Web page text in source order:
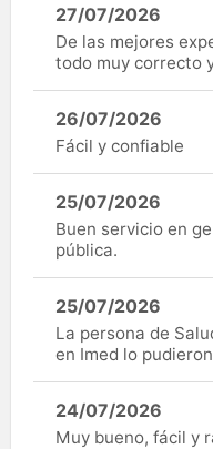
27/07/2026
De las mejores
todo muy correcto
26/07/2026
Fácil y confiable
25/07/2026
Buen servicio en
pública.
25/07/2026
La persona de
en Imed lo
24/07/2026
Muy bueno, fácil y